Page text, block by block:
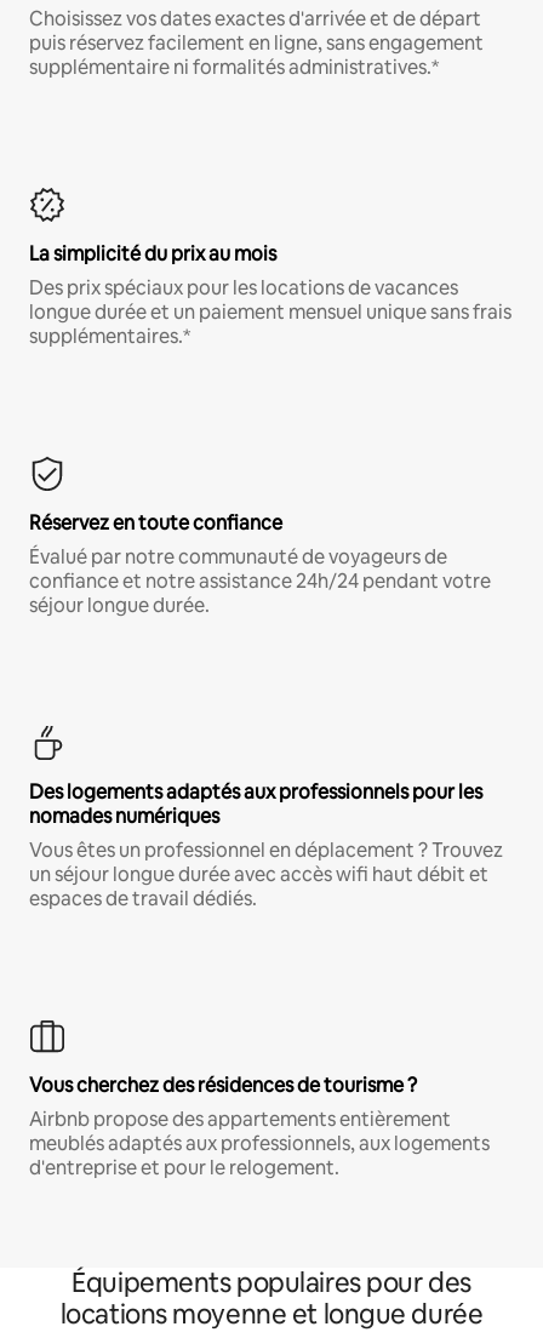
Choisissez vos dates exactes d'arrivée et de départ
puis réservez facilement en ligne, sans engagement
supplémentaire ni formalités administratives.*
La simplicité du prix au mois
Des prix spéciaux pour les locations de vacances
longue durée et un paiement mensuel unique sans frais
supplémentaires.*
Réservez en toute confiance
Évalué par notre communauté de voyageurs de
confiance et notre assistance 24h/24 pendant votre
séjour longue durée.
Des logements adaptés aux professionnels pour les
nomades numériques
Vous êtes un professionnel en déplacement ? Trouvez
un séjour longue durée avec accès wifi haut débit et
espaces de travail dédiés.
Vous cherchez des résidences de tourisme ?
Airbnb propose des appartements entièrement
meublés adaptés aux professionnels, aux logements
d'entreprise et pour le relogement.
Équipements populaires pour des
locations moyenne et longue durée